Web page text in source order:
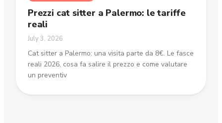
Prezzi cat sitter a Palermo: le tariffe
reali
July 3, 2026
Cat sitter a Palermo: una visita parte da 8€. Le fasce
reali 2026, cosa fa salire il prezzo e come valutare
un preventiv